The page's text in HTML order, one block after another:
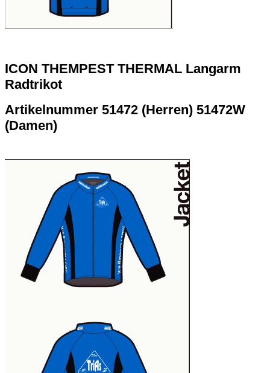
ICON THEMPEST THERMAL Langarm
Radtrikot
Artikelnummer 51472 (Herren) 51472W
(Damen)